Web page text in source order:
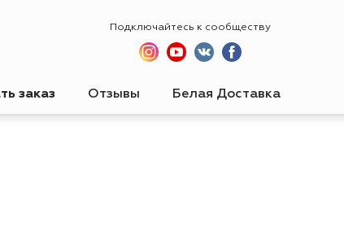
Подключайтесь к сообществу
заказ Отзывы Белая Доставка